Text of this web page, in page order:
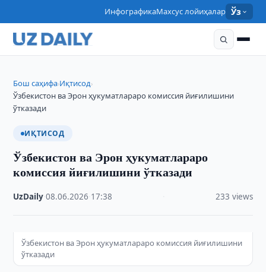
ИнфографикаМахсус лойиҳалар Ўз
Бош саҳифа›Иқтисод›
Ўзбекистон ва Эрон ҳукуматлараро комиссия йиғилишини
ўтказади
ИҚТИСОД
Ўзбекистон ва Эрон ҳукуматлараро
комиссия йиғилишини ўтказади
UzDaily ·08.06.2026 17:38 233 views
Ўзбекистон ва Эрон ҳукуматлараро комиссия йиғилишини
ўтказади